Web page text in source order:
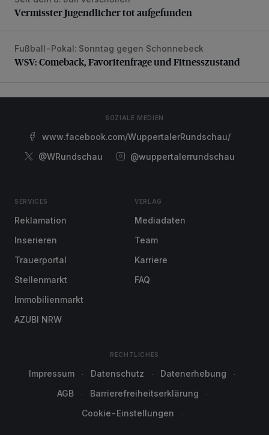
Vermisster Jugendlicher tot aufgefunden
WSV: Comeback, Favoritenfrage und Fitnesszustand
Fußball-Pokal: Sonntag gegen Schonnebeck
WSV: Comeback, Favoritenfrage und Fitnesszustand
SOZIALE MEDIEN
www.facebook.com/WuppertalerRundschau/
@WRundschau
@wuppertalerrundschau
SERVICES
Reklamation
Inserieren
Trauerportal
Stellenmarkt
Immobilienmarkt
AZUBI NRW
VERLAG
Mediadaten
Team
Karriere
FAQ
RECHTLICHES
Impressum Datenschutz
Datenerhebung
AGB
Barrierefreiheitserklärung
Cookie-Einstellungen